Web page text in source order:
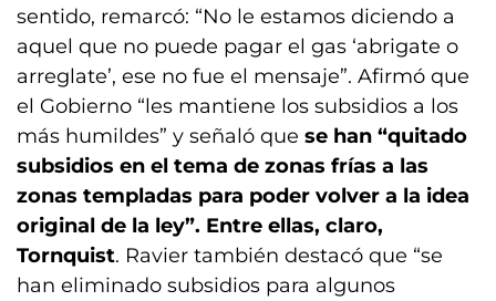
sentido, remarcó: “No le estamos diciendo a
aquel que no puede pagar el gas ‘abrigate o
arreglate’, ese no fue el mensaje”. Afirmó que
el Gobierno “les mantiene los subsidios a los
más humildes” y señaló que se han “quitado
subsidios en el tema de zonas frías a las
zonas templadas para poder volver a la idea
original de la ley”. Entre ellas, claro,
Tornquist. Ravier también destacó que “se
han eliminado subsidios para algunos